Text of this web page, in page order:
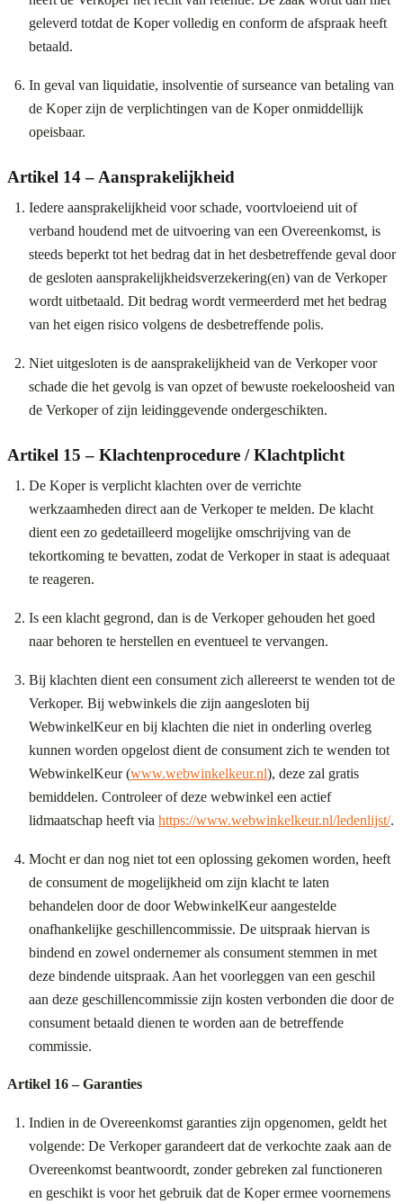
geleverd totdat de Koper volledig en conform de afspraak heeft
betaald.
In geval van liquidatie, insolventie of surseance van betaling van
de Koper zijn de verplichtingen van de Koper onmiddellijk
opeisbaar.
Artikel 14 – Aansprakelijkheid
Iedere aansprakelijkheid voor schade, voortvloeiend uit of
verband houdend met de uitvoering van een Overeenkomst, is
steeds beperkt tot het bedrag dat in het desbetreffende geval door
de gesloten aansprakelijkheidsverzekering(en) van de Verkoper
wordt uitbetaald. Dit bedrag wordt vermeerderd met het bedrag
van het eigen risico volgens de desbetreffende polis.
Niet uitgesloten is de aansprakelijkheid van de Verkoper voor
schade die het gevolg is van opzet of bewuste roekeloosheid van
de Verkoper of zijn leidinggevende ondergeschikten.
Artikel 15 – Klachtenprocedure / Klachtplicht
De Koper is verplicht klachten over de verrichte
werkzaamheden direct aan de Verkoper te melden. De klacht
dient een zo gedetailleerd mogelijke omschrijving van de
tekortkoming te bevatten, zodat de Verkoper in staat is adequaat
te reageren.
Is een klacht gegrond, dan is de Verkoper gehouden het goed
naar behoren te herstellen en eventueel te vervangen.
Bij klachten dient een consument zich allereerst te wenden tot de
Verkoper. Bij webwinkels die zijn aangesloten bij
WebwinkelKeur en bij klachten die niet in onderling overleg
kunnen worden opgelost dient de consument zich te wenden tot
WebwinkelKeur (www.webwinkelkeur.nl), deze zal gratis
bemiddelen. Controleer of deze webwinkel een actief
lidmaatschap heeft via https://www.webwinkelkeur.nl/ledenlijst/.
Mocht er dan nog niet tot een oplossing gekomen worden, heeft
de consument de mogelijkheid om zijn klacht te laten
behandelen door de door WebwinkelKeur aangestelde
onafhankelijke geschillencommissie. De uitspraak hiervan is
bindend en zowel ondernemer als consument stemmen in met
deze bindende uitspraak. Aan het voorleggen van een geschil
aan deze geschillencommissie zijn kosten verbonden die door de
consument betaald dienen te worden aan de betreffende
commissie.
Artikel 16 – Garanties
Indien in de Overeenkomst garanties zijn opgenomen, geldt het
volgende: De Verkoper garandeert dat de verkochte zaak aan de
Overeenkomst beantwoordt, zonder gebreken zal functioneren
en geschikt is voor het gebruik dat de Koper ermee voornemens